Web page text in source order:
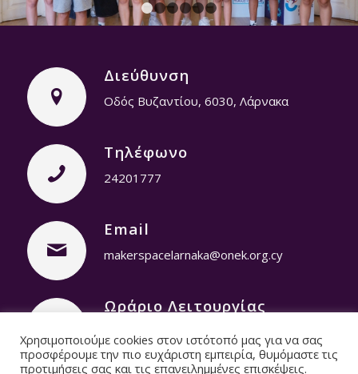
1 2 3 4 5
Διεύθυνση
Οδός Βυζαντίου, 6030, Λάρνακα
Τηλέφωνο
24201777
Email
makerspacelarnaka@onek.org.cy
Ωράριο Λειτουργίας
Δευτέρα – Παρασκευή: 8:00 – 14:00
Χρησιμοποιούμε cookies στον ιστότοπό μας για να σας
προσφέρουμε την πιο ευχάριστη εμπειρία, θυμόμαστε τις
προτιμήσεις σας και τις επανειλημμένες επισκέψεις.